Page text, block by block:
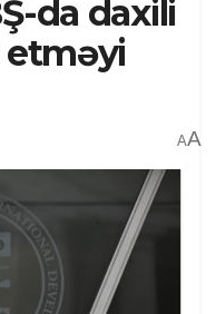
da daxili
AA